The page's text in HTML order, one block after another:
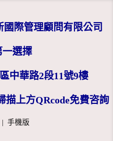
際管理顧問有限公司
一選擇
中華路2段11號9樓
描上方QRcode免費咨詢
| 手機版